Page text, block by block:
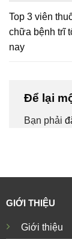
Top 3 viên
chữa bệnh trĩ
nay
Để lại
Bạn phải
GIỚI THIỆU
Giới thiệu